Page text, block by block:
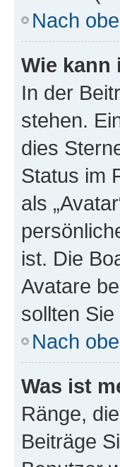
Nach
Wie kann
In der
stehen.
dies
Status im
als
ist. Die
Avatare
sollten
Nach
Was ist
Ränge,
Beiträge